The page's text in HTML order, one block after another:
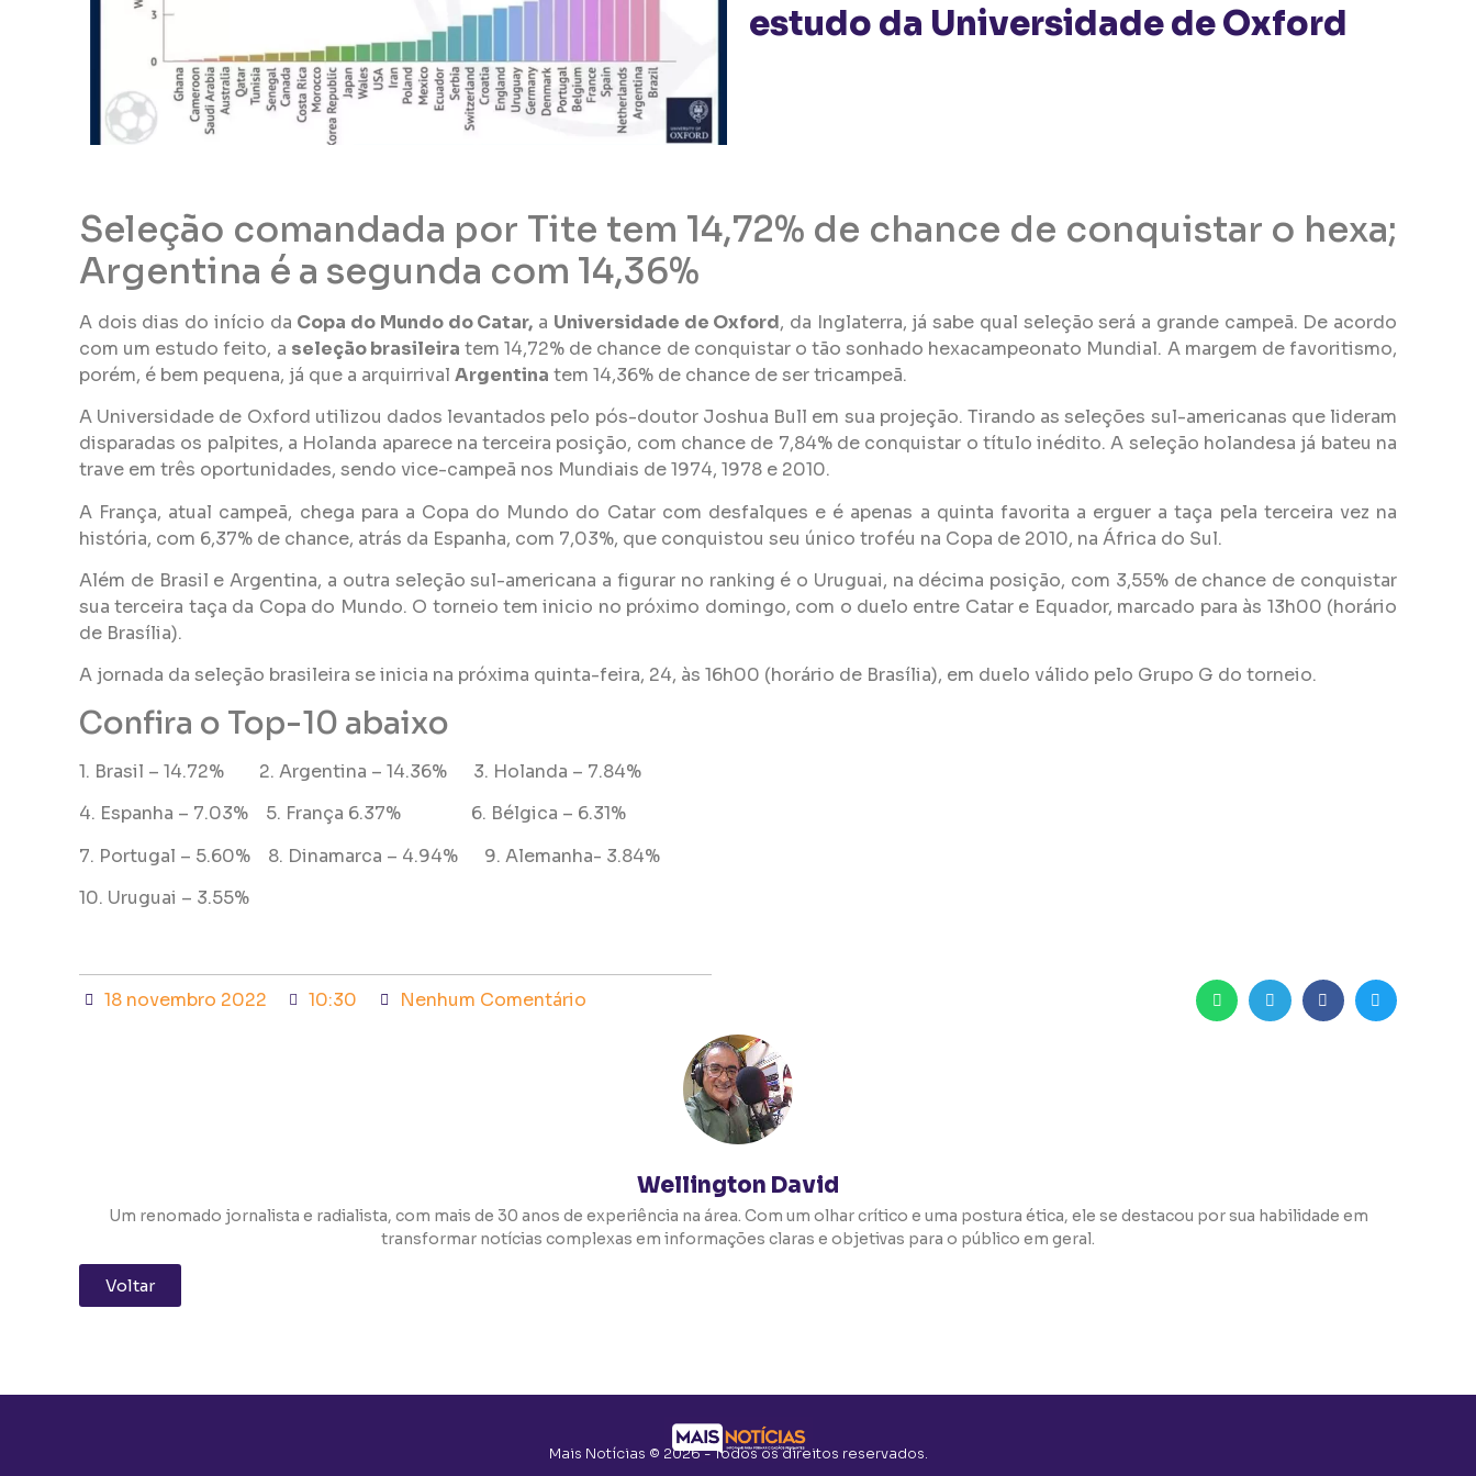
estudo da Universidade de Oxford
Seleção comandada por Tite tem 14,72% de chance de conquistar o hexa;
Argentina é a segunda com 14,36%
A dois dias do início da Copa do Mundo do Catar, a Universidade de Oxford, da Inglaterra, já sabe qual seleção será a grande campeã. De acordo
com um estudo feito, a seleção brasileira tem 14,72% de chance de conquistar o tão sonhado hexacampeonato Mundial. A margem de favoritismo,
porém, é bem pequena, já que a arquirrival Argentina tem 14,36% de chance de ser tricampeã.
A Universidade de Oxford utilizou dados levantados pelo pós-doutor Joshua Bull em sua projeção. Tirando as seleções sul-americanas que lideram
disparadas os palpites, a Holanda aparece na terceira posição, com chance de 7,84% de conquistar o título inédito. A seleção holandesa já bateu na
trave em três oportunidades, sendo vice-campeã nos Mundiais de 1974, 1978 e 2010.
A França, atual campeã, chega para a Copa do Mundo do Catar com desfalques e é apenas a quinta favorita a erguer a taça pela terceira vez na
história, com 6,37% de chance, atrás da Espanha, com 7,03%, que conquistou seu único troféu na Copa de 2010, na África do Sul.
Além de Brasil e Argentina, a outra seleção sul-americana a figurar no ranking é o Uruguai, na décima posição, com 3,55% de chance de conquistar
sua terceira taça da Copa do Mundo. O torneio tem inicio no próximo domingo, com o duelo entre Catar e Equador, marcado para às 13h00 (horário
de Brasília).
A jornada da seleção brasileira se inicia na próxima quinta-feira, 24, às 16h00 (horário de Brasília), em duelo válido pelo Grupo G do torneio.
Confira o Top-10 abaixo
1. Brasil – 14.72% 2. Argentina – 14.36% 3. Holanda – 7.84%
4. Espanha – 7.03% 5. França 6.37% 6. Bélgica – 6.31%
7. Portugal – 5.60% 8. Dinamarca – 4.94% 9. Alemanha- 3.84%
10. Uruguai – 3.55%
18 novembro 2022 10:30 Nenhum Comentário
Wellington David
Um renomado jornalista e radialista, com mais de 30 anos de experiência na área. Com um olhar crítico e uma postura ética, ele se destacou por sua habilidade em
transformar notícias complexas em informações claras e objetivas para o público em geral.
Voltar
Mais Notícias © 2026 - Todos os direitos reservados.